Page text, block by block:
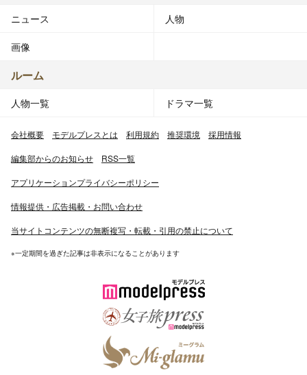
ニュース 人物
画像
ルーム
人物一覧 ドラマ一覧
会社概要 モデルプレスとは 利用規約 推奨環境 採用情報
編集部からのお知らせ RSS一覧
アプリケーションプライバシーポリシー
情報提供・広告掲載・お問い合わせ
当サイトコンテンツの無断複写・転載・引用の禁止について
※一定期間を過ぎた記事は非表示になることがあります